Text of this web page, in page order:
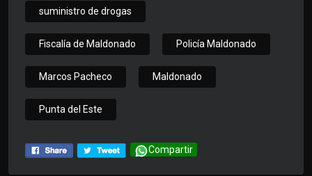
suministro de drogas
Fiscalía de Maldonado Policía Maldonado
Marcos Pacheco Maldonado
Punta del Este
Compartir